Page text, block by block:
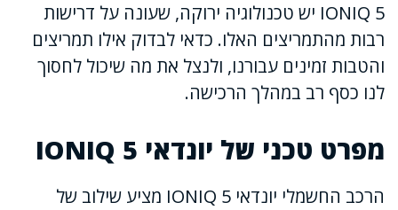
IONIQ 5 יש טכנולוגיה ירוקה, שעונה על דרישות
רבות מהתמריצים האלו. כדאי לבדוק אילו תמריצים
והטבות זמינים עבורנו, ולנצל את מה שיכול לחסוך
לנו כסף רב במהלך הרכישה.
מפרט טכני של יונדאי IONIQ 5
הרכב החשמלי יונדאי IONIQ 5 מציע שילוב של